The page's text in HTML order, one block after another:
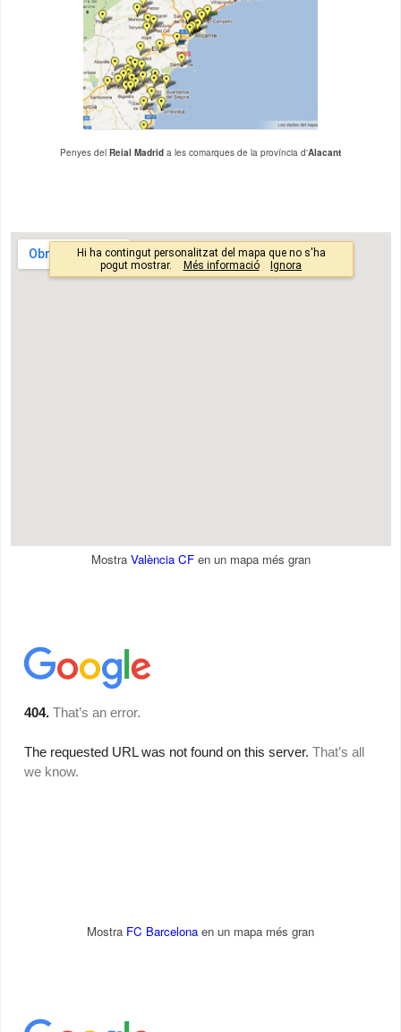
Penyes del Reial Madrid a les comarques de la província d'Alacant
Mostra València CFen un mapa més gran
Mostra FC Barcelona en un mapa més gran